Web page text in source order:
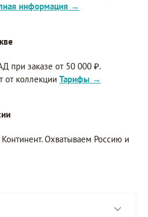
информация →
при заказе от 50 000 ₽.
от коллекции Тарифы →
Охватываем Россию и